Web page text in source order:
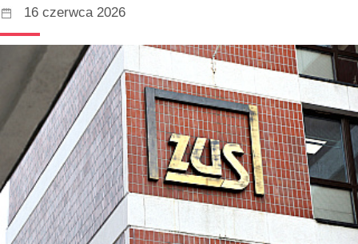
16 czerwca 2026